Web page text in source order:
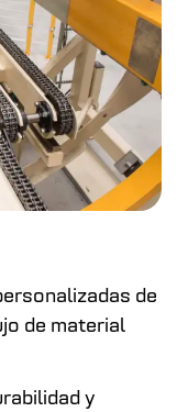
de
de material
y